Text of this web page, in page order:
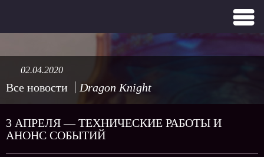
Все новости Dragon Knight
02.04.2020
3 АПРЕЛЯ — ТЕХНИЧЕСКИЕ РАБОТЫ И
АНОНС СОБЫТИЙ